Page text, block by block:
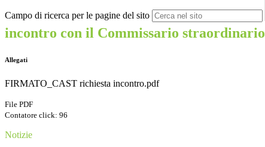
Campo di ricerca per le pagine del sito
incontro con il Commissario straordinario
Allegati
FIRMATO_CAST richiesta incontro.pdf
File PDF
Contatore click: 96
Notizie